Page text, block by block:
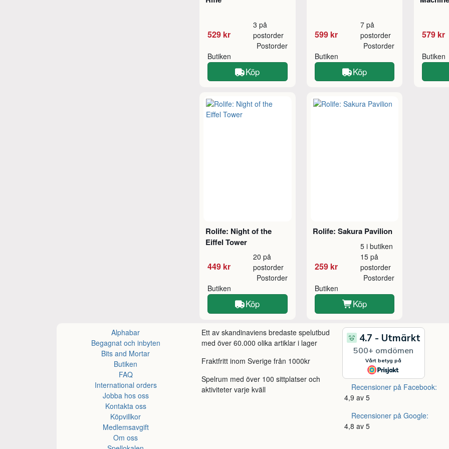
529 kr
3 på
postorder
Butiken
Postorder
Köp
599 kr
7 på
postorder
Butiken
Postorder
Köp
579 kr
Butiken
Rolife: Night of the
Eiffel Tower
449 kr
20 på
postorder
Butiken
Postorder
Köp
Rolife: Sakura Pavilion
259 kr
5 i butiken
15 på
postorder
Butiken
Postorder
Köp
Alphabar
Begagnat och inbyten
Bits and Mortar
Butiken
FAQ
International orders
Jobba hos oss
Kontakta oss
Köpvillkor
Medlemsavgift
Om oss
Ett av skandinaviens bredaste spelutbud
med över 60.000 olika artiklar i lager
Fraktfritt inom Sverige från 1000kr
Spelrum med över 100 sittplatser och
aktiviteter varje kväll
Recensioner på Facebook:
4,9 av 5
Recensioner på Google:
4,8 av 5